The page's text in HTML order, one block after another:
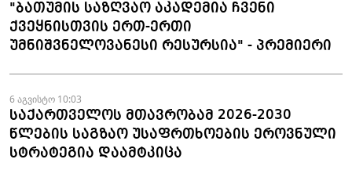
"ბათუმის საზღვაო აკადემია ჩვენი
ქვეყნისთვის ერთ-ერთი
უმნიშვნელოვანესი რესურსია" - პრემიერი
6 აგვისტო 10:03
საქართველოს მთავრობამ 2026-2030
წლების საგზაო უსაფრთხოების ეროვნული
სტრატეგია დაამტკიცა